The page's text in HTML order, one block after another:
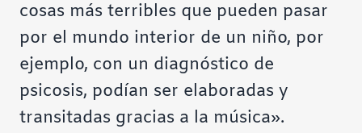
cosas más terribles que pueden pasar
por el mundo interior de un niño, por
ejemplo, con un diagnóstico de
psicosis, podían ser elaboradas y
transitadas gracias a la música».